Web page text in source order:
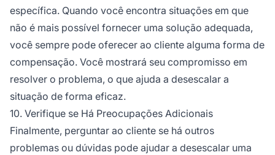
específica. Quando você encontra situações em que
não é mais possível fornecer uma solução adequada,
você sempre pode oferecer ao cliente alguma forma de
compensação. Você mostrará seu compromisso em
resolver o problema, o que ajuda a desescalar a
situação de forma eficaz.
10. Verifique se Há Preocupações Adicionais
Finalmente, perguntar ao cliente se há outros
problemas ou dúvidas pode ajudar a desescalar uma